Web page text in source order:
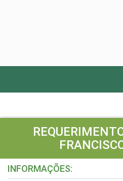
INFORMAÇÕES: